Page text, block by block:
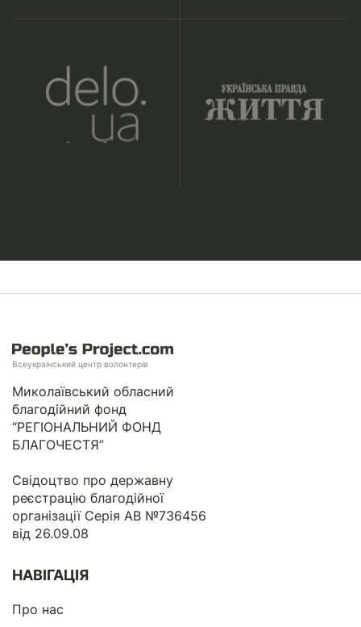
Всеукраїнський центр волонтерів
Миколаївський обласний
благодійний фонд
“РЕГІОНАЛЬНИЙ ФОНД
БЛАГОЧЕСТЯ”
Свідоцтво про державну
реєстрацію благодійної
організації Серія АВ №736456
від 26.09.08
НАВІГАЦІЯ
Про нас